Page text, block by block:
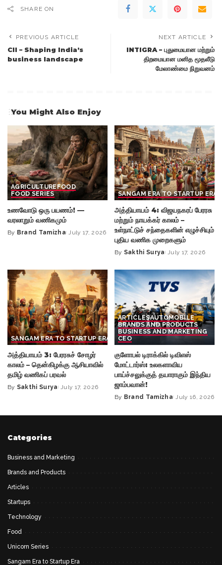
SHARE ON
PREVIOUS ARTICLE
CII – Shaping India’s
business landscape
NEXT ARTICLE
INTIGRA – புதுமையான மற்றும்
திறமையான மனித மூதலீடு
மேலாண்மை நிறுவனம்
You Might Also Enjoy
AGRICULTUREFOOD
FOOD SERIES
உணவோடு ஒரு பயணம்! —
வரலாறும் வணிகமும்
Posted
By Brand Tamizha July 17, 2026
SANGAM ERA TO STARTUP ERA
அத்தியாயம் 4: விஜயநகரப் பேரரசு
மற்றும் நாயக்கர் காலம் –
உள்நாட்டுச் சந்தைகளின் எழுச்சியும்
புதிய வணிக முறைகளும்
Posted
By Sakthi Surya July 17, 2026
SANGAM ERA TO STARTUP ERA
அத்தியாயம் 3: பேரரசுச் சோழர்
காலம் – தென்கிழக்கு ஆசியாவில்
தமிழ் வணிகப் பரவல்
Posted
By Sakthi Surya July 17, 2026
ARTICLESAUTOMOBILE
BRANDS AND PRODUCTS
BUSINESS AND MARKETING
CEO
குளோபல் டிராக்கில் டிவிஎஸ்
மோட்டார்ஸ்: உலகளாவிய
பாய்ச்சலுக்குத் தயாராகும் இந்திய
ஜாம்பவான்!
Posted
By Brand Tamizha July 16, 2026
Categories
Business and Marketing
Brands and Products
Articles
Startups
Technology
Food
Unicorn Series
Sangam Era to Startup Era